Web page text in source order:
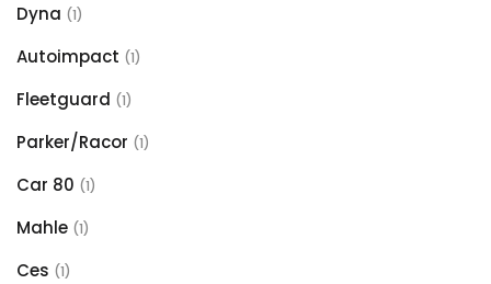
Dyna (1)
Autoimpact (1)
Fleetguard (1)
Parker/Racor (1)
Car 80 (1)
Mahle (1)
Ces (1)